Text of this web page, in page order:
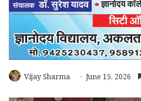
Vijay Sharma June 15, 2026